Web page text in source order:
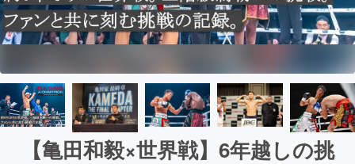
【亀田和毅×世界戦】6年越しの挑